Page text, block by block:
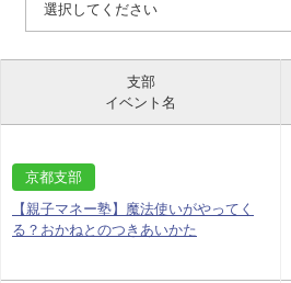
選択してください
支部
イベント名
京都支部
【親子マネー塾】魔法使いがやってく
る？おかねとのつきあいかた